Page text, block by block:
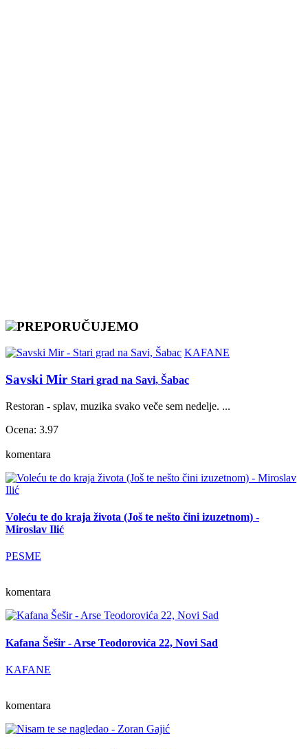
PREPORUČUJEMO
KAFANE
Savski Mir Stari grad na Savi, Šabac
Restoran - splav, muzika svako veče sem nedelje. ...
Ocena: 3.97
komentara
Voleću te do kraja života (Još te nešto čini izuzetnom) -
Miroslav Ilić
PESME
komentara
Kafana Šešir - Arse Teodorovića 22, Novi Sad
KAFANE
komentara